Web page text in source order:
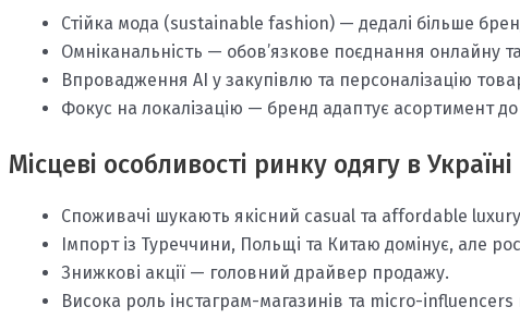
Стійка мода (sustainable fashion) — дедалі більше
Омніканальність — обов’язкове поєднання онлайну
Впровадження AI у закупівлю та персоналізацію
Фокус на локалізацію — бренд адаптує асортимент до
Місцеві особливості ринку одягу в Україні
Споживачі шукають якісний casual та affordable
Імпорт із Туреччини, Польщі та Китаю домінує, але
Знижкові акції — головний драйвер продажу.
Висока роль інстаграм-магазинів та micro-influencers